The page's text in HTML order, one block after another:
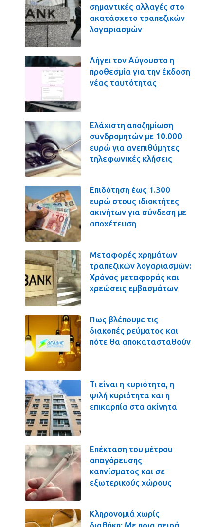
σημαντικές αλλαγές στο
ακατάσχετο τραπεζικών
λογαριασμών
Λήγει τον Αύγουστο η
προθεσμία για την έκδοση
νέας ταυτότητας
Ελάχιστη αποζημίωση
συνδρομητών με 10.000
ευρώ για ανεπιθύμητες
τηλεφωνικές κλήσεις
Επιδότηση έως 1.300
ευρώ στους ιδιοκτήτες
ακινήτων για σύνδεση με
αποχέτευση
Μεταφορές χρημάτων
τραπεζικών λογαριασμών:
Χρόνος μεταφοράς και
χρεώσεις εμβασμάτων
Πως βλέπουμε τις
διακοπές ρεύματος και
πότε θα αποκατασταθούν
Τι είναι η κυριότητα, η
ψιλή κυριότητα και η
επικαρπία στα ακίνητα
Επέκταση του μέτρου
απαγόρευσης
καπνίσματος και σε
εξωτερικούς χώρους
Κληρονομιά χωρίς
διαθήκη: Με ποια σειρά